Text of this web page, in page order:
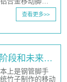
查看更多>>
段和未来…
上是钢管脚手
竹子制作的移动